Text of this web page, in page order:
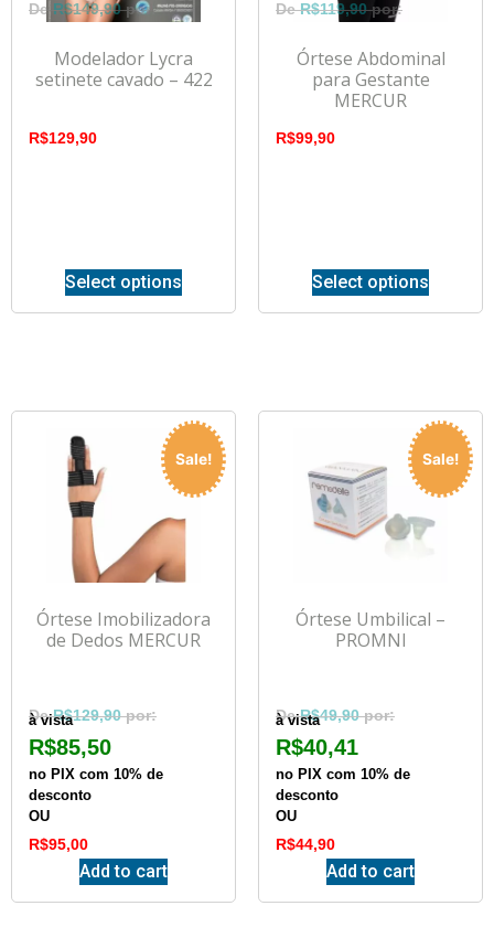
Modelador Lycra
setinete cavado – 422
R$149,90
R$129,90
Select options
Órtese Abdominal
para Gestante
MERCUR
R$119,90
R$99,90
Select options
Sale!
Órtese Imobilizadora
de Dedos MERCUR
R$129,90
R$95,00
à vista
R$85,50
no PIX com 10% de
desconto
OU
Add to cart
Sale!
Órtese Umbilical –
PROMNI
R$49,90
R$44,90
à vista
R$40,41
no PIX com 10% de
desconto
OU
Add to cart